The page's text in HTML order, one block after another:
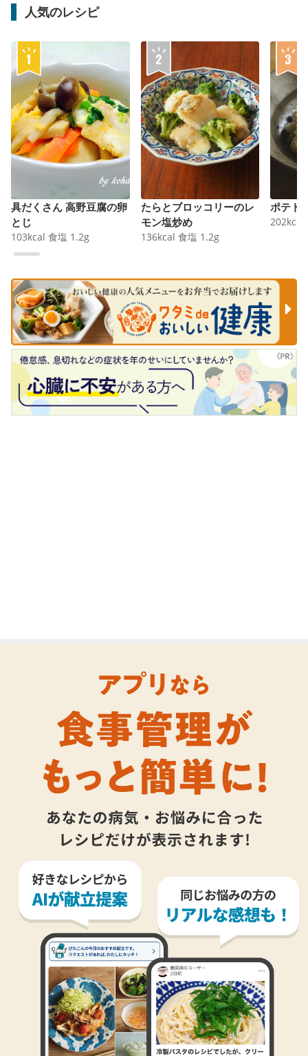
人気のレシピ
具だくさん 高野豆腐の卵
とじ
103kcal 食塩 1.2g
たらとブロッコリーのレ
モン塩炒め
136kcal 食塩 1.2g
ポテト
202kcal